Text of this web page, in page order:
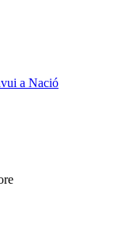
a Nació